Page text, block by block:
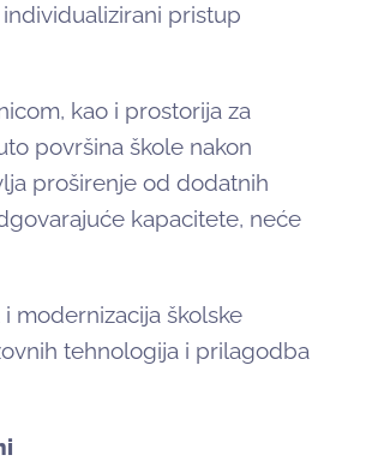
pristup
kao i prostorija za
površina škole nakon
proširenje od dodatnih
kapacitete, neće
modernizacija školske
tehnologija i prilagodba